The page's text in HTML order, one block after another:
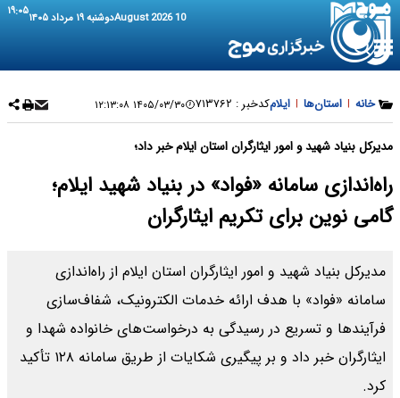
10 August 2026 دوشنبه ۱۹ مرداد ۱۴۰۵ ۱۹:۰۵
خانه | استان‌ها | ایلامکدخبر : ۷۱۳۷۶۲ ۱۴۰۵/۰۳/۳۰ ۱۲:۱۳:۰۸
مدیرکل بنیاد شهید و امور ایثارگران استان ایلام خبر داد؛
راه‌اندازی سامانه «فواد» در بنیاد شهید ایلام؛
گامی نوین برای تکریم ایثارگران
مدیرکل بنیاد شهید و امور ایثارگران استان ایلام از راه‌اندازی
سامانه «فواد» با هدف ارائه خدمات الکترونیک، شفاف‌سازی
فرآیندها و تسریع در رسیدگی به درخواست‌های خانواده شهدا و
ایثارگران خبر داد و بر پیگیری شکایات از طریق سامانه ۱۲۸ تأکید
کرد.